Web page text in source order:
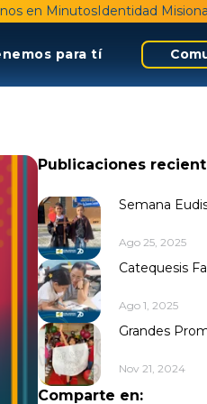
en MinutosIdentidad
para tí
Publicaciones
Semana
Ago 25, 2025
Catequesis
Ago 1, 2025
Grandes
Nov 21, 2024
Comparte en: